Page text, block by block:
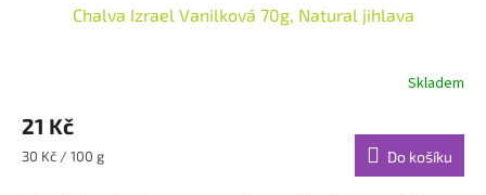
Chalva Izrael Vanilková 70g, Natural jihlava
Skladem
21 Kč
Měrná
30 Kč / 100 g Do košíku